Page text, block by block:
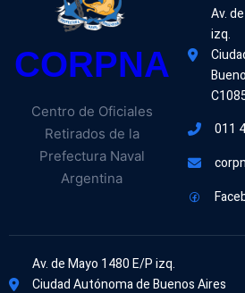
CORPNA
Centro de Oficiales
Retirados de la
Prefectura Naval
Argentina
Av.
izq.
011
Av. de Mayo 1480 E/P izq.
Ciudad Autónoma de Buenos Aires